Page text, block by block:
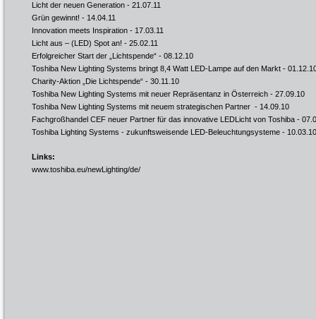
Licht der neuen Generation - 21.07.11
Grün gewinnt! - 14.04.11
Innovation meets Inspiration - 17.03.11
Licht aus – (LED) Spot an! - 25.02.11
Erfolgreicher Start der „Lichtspende“ - 08.12.10
Toshiba New Lighting Systems bringt 8,4 Watt LED-Lampe auf den Markt -
Charity-Aktion „Die Lichtspende“ - 30.11.10
Toshiba New Lighting Systems mit neuer Repräsentanz in Österreich - 27.09.10
Toshiba New Lighting Systems mit neuem strategischen Partner - 14.09.10
Fachgroßhandel CEF neuer Partner für das innovative LEDLicht von Toshiba -
Toshiba Lighting Systems - zukunftsweisende LED-Beleuchtungsysteme - 10.03.10
Links:
www.toshiba.eu/newLighting/de/